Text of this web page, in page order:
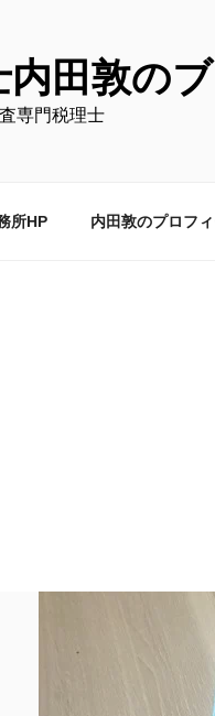
内田敦の
専門税理士
所HP 内田敦のプロフ